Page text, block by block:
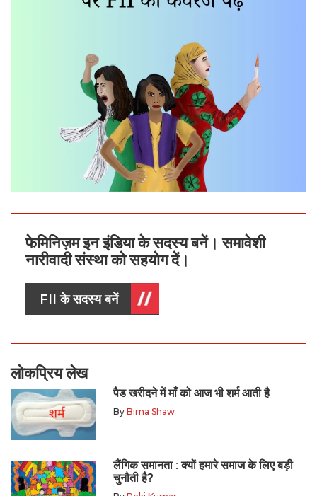
फेमिनिज़म इन इंडिया के सदस्य बनें। समावेशी
नारीवादी संस्था को सहयोग दें।
FII के सदस्य बनें
लोकप्रिय लेख
पैड खरीदने में माँ को आज भी शर्म आती है
By Bima Shaw
लैंगिक समानता : क्यों हमारे समाज के लिए बड़ी
चुनौती है?